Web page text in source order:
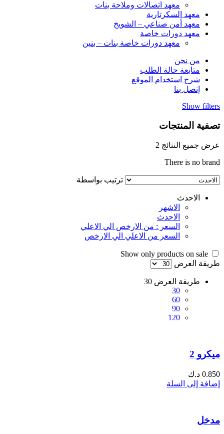
معهد اتصالات وملاحة بنات
معهد السكرتارية
معهد أمن صناعي – الشويخ
معهد دورات خاصة
معهد دورات خاصة بنات – بنين
من نحن
متابعة حالة الطلب
شرح استخدام الموقع
إتصل بنا
Show filters
تصفية المنتجات
عرض جميع النتائج 2
There is no brand
ترتيب بواسطة
الاحدث
الاشهر
الاحدث
السعر : من الارخص الي الاعلي
السعر من الاعلي الي الارخص
طريقة العرض
طريقة العرض 30
30
60
90
120
ميكرو 2
0.850 د.ك
إضافة إلى السلة
مدخل